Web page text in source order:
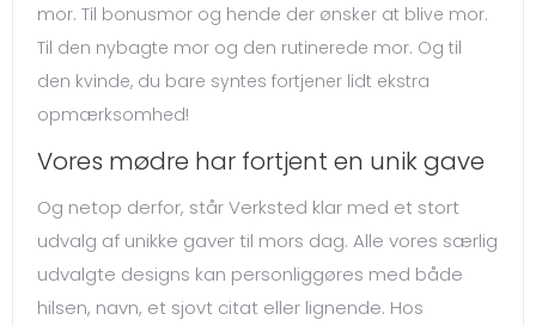
mor. Til bonusmor og hende der ønsker at blive mor.
Til den nybagte mor og den rutinerede mor. Og til
den kvinde, du bare syntes fortjener lidt ekstra
opmærksomhed!
Vores mødre har fortjent en unik gave
Og netop derfor, står Verksted klar med et stort
udvalg af unikke gaver til mors dag. Alle vores særlig
udvalgte designs kan personliggøres med både
hilsen, navn, et sjovt citat eller lignende. Hos